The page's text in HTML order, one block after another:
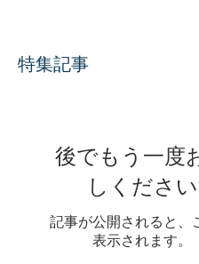
特集記事
後でもう一度
しください
記事が公開されると、
表示されます。